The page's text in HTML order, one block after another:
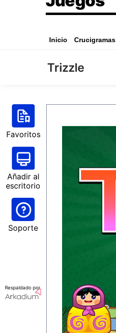
Inicio Crucigramas
Trizzle
Favoritos
Añadir al
escritorio
Soporte
Respaldado por